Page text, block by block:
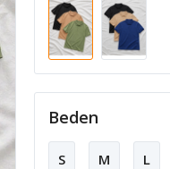
Beden
S M L